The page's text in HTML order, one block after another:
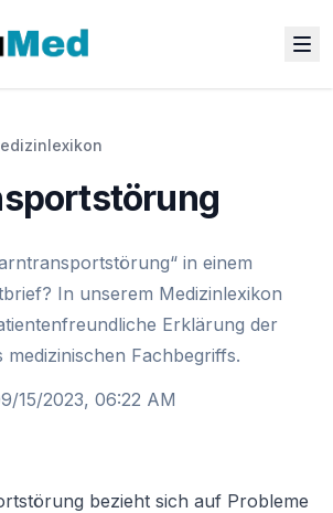
in einem
In unserem Medizinlexikon
Erklärung der
medizinischen Fachbegriffs.
15/2023, 06:22 AM
bezieht sich auf Probleme